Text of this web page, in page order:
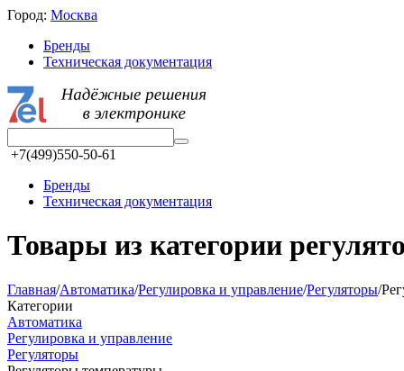
Город: Москва
Бренды
Техническая документация
+7(499)550-50-61
Бренды
Техническая документация
Товары из категории
Главная/Автоматика/Регулировка и управление/Регуляторы/
Категории
Автоматика
Регулировка и управление
Регуляторы